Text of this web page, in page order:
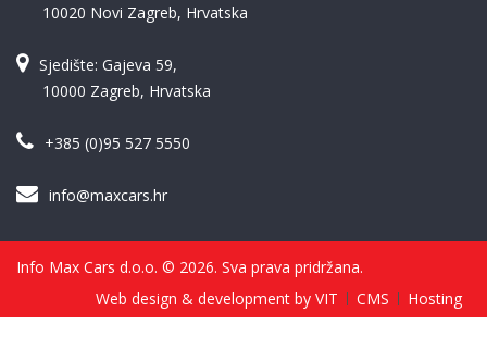
10020 Novi Zagreb, Hrvatska
Sjedište: Gajeva 59,
10000 Zagreb, Hrvatska
+385 (0)95 527 5550
info@maxcars.hr
Info Max Cars d.o.o. © 2026. Sva prava pridržana.
Web design & development by VIT
CMS Hosting